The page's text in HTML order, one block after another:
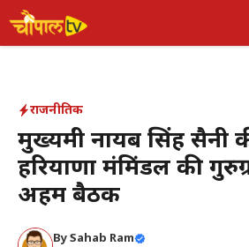
Skip
to
राजनीतिक
मुख्यमंत्री नायब सिंह सैनी
हरियाणा मंत्रिमंडल की
अहम बैठक
By Sahab Ram